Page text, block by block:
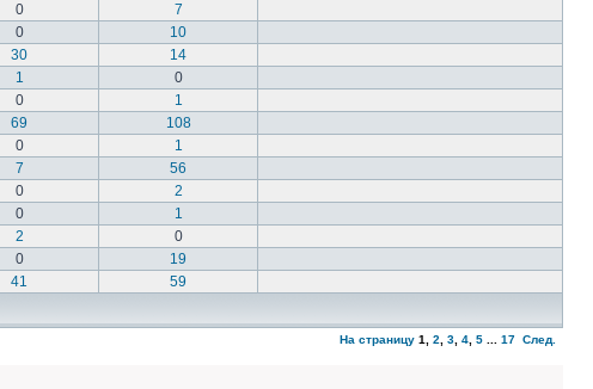
0
7
0
10
30
14
1
0
0
1
69
108
0
1
7
56
0
2
0
1
2
0
0
19
41 59
На страницу 1 2 3 4 5 17 След.